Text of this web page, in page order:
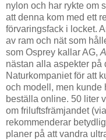
nylon och har rykte om
att denna kom med ett
förvaringsfack i locket.
av ram och nät som
som Osprey kallar AG,
nästan alla aspekter på
Naturkompaniet för att
och modell, men kunde
beställa online. 50 liter
om friluftsfrämjandet (via
rekommenderar
planer på att vandra